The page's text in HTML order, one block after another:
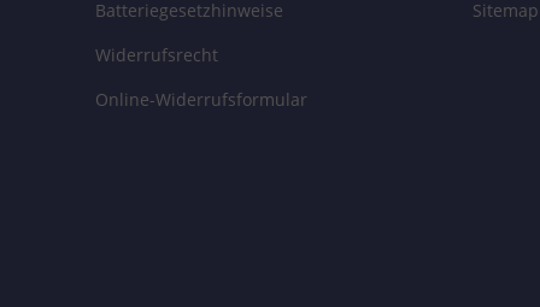
Batteriegesetzhinweise
Widerrufsrecht
Online-Widerrufsformular
Sitemap